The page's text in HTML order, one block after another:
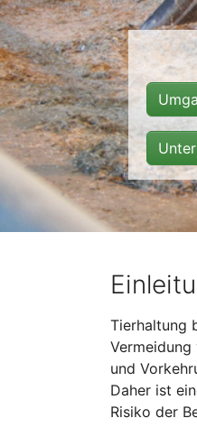
Tierhaltung
und
Daher ist
Risiko der